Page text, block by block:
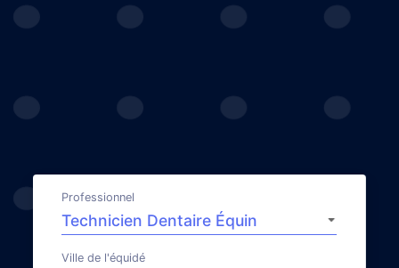
Professionnel
Ville de l'équidé